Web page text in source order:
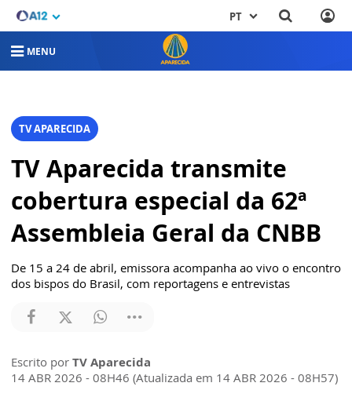
PT
MENU
TV APARECIDA
TV Aparecida transmite
cobertura especial da 62ª
Assembleia Geral da CNBB
De 15 a 24 de abril, emissora acompanha ao vivo o encontro
dos bispos do Brasil, com reportagens e entrevistas
Escrito por TV Aparecida
14 ABR 2026 - 08H46 (Atualizada em 14 ABR 2026 - 08H57)